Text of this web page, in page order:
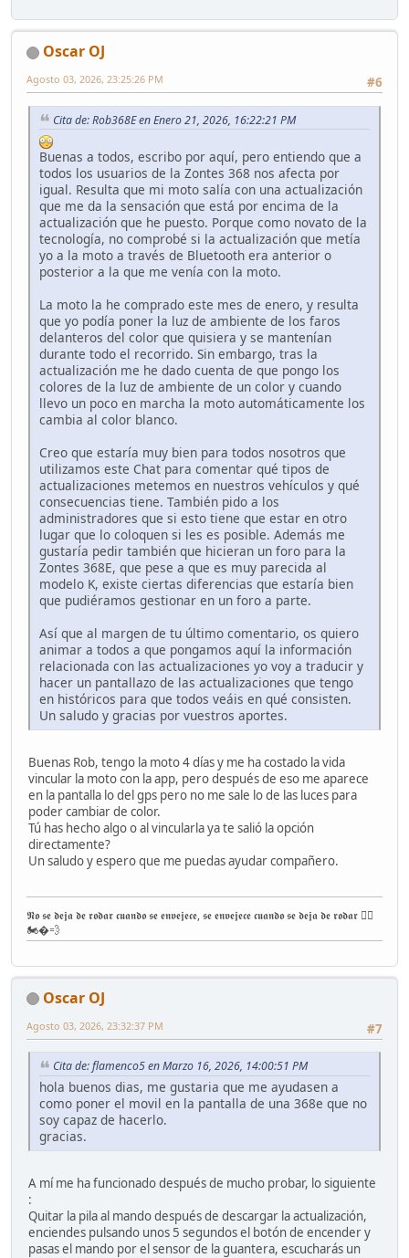
Oscar OJ
#6
Agosto 03, 2026, 23:25:26 PM
Cita de: Rob368E en Enero 21, 2026, 16:22:21 PM
Buenas a todos, escribo por aquí, pero entiendo que a
todos los usuarios de la Zontes 368 nos afecta por
igual. Resulta que mi moto salía con una actualización
que me da la sensación que está por encima de la
actualización que he puesto. Porque como novato de la
tecnología, no comprobé si la actualización que metía
yo a la moto a través de Bluetooth era anterior o
posterior a la que me venía con la moto.
La moto la he comprado este mes de enero, y resulta
que yo podía poner la luz de ambiente de los faros
delanteros del color que quisiera y se mantenían
durante todo el recorrido. Sin embargo, tras la
actualización me he dado cuenta de que pongo los
colores de la luz de ambiente de un color y cuando
llevo un poco en marcha la moto automáticamente los
cambia al color blanco.
Creo que estaría muy bien para todos nosotros que
utilizamos este Chat para comentar qué tipos de
actualizaciones metemos en nuestros vehículos y qué
consecuencias tiene. También pido a los
administradores que si esto tiene que estar en otro
lugar que lo coloquen si les es posible. Además me
gustaría pedir también que hicieran un foro para la
Zontes 368E, que pese a que es muy parecida al
modelo K, existe ciertas diferencias que estaría bien
que pudiéramos gestionar en un foro a parte.
Así que al margen de tu último comentario, os quiero
animar a todos a que pongamos aquí la información
relacionada con las actualizaciones yo voy a traducir y
hacer un pantallazo de las actualizaciones que tengo
en históricos para que todos veáis en qué consisten.
Un saludo y gracias por vuestros aportes.
Buenas Rob, tengo la moto 4 días y me ha costado la vida
vincular la moto con la app, pero después de eso me aparece
en la pantalla lo del gps pero no me sale lo de las luces para
poder cambiar de color.
Tú has hecho algo o al vincularla ya te salió la opción
directamente?
Un saludo y espero que me puedas ayudar compañero.
𝕹𝖔 𝖘𝖊 𝖉𝖊𝖏𝖆 𝖉𝖊 𝖗𝖔𝖉𝖆𝖗 𝖈𝖚𝖆𝖓𝖉𝖔 𝖘𝖊 𝖊𝖓𝖛𝖊𝖏𝖊𝖈𝖊, 𝖘𝖊 𝖊𝖓𝖛𝖊𝖏𝖊𝖈𝖊 𝖈𝖚𝖆𝖓𝖉𝖔 𝖘𝖊 𝖉𝖊𝖏𝖆 𝖉𝖊 𝖗𝖔𝖉𝖆𝖗 ✊🏽
🏍�💨
Oscar OJ
#7
Agosto 03, 2026, 23:32:37 PM
Cita de: flamenco5 en Marzo 16, 2026, 14:00:51 PM
hola buenos dias, me gustaria que me ayudasen a
como poner el movil en la pantalla de una 368e que no
soy capaz de hacerlo.
gracias.
A mí me ha funcionado después de mucho probar, lo siguiente
:
Quitar la pila al mando después de descargar la actualización,
enciendes pulsando unos 5 segundos el botón de encender y
pasas el mando por el sensor de la guantera, escucharás un